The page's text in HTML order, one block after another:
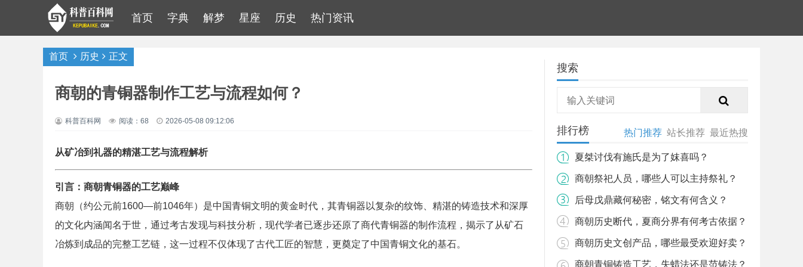
首页 字典 解梦 星座 历史 热门资讯
首页 历史 正文
商朝的青铜器制作工艺与流程如何？
科普百科网 阅读：68 2026-05-08 09:12:06
从矿冶到礼器的精湛工艺与流程解析
引言：商朝青铜器的工艺巅峰
商朝（约公元前1600—前1046年）是中国青铜文明的黄金时代，其青铜器以复杂的纹饰、精湛的铸造技术和深厚
的文化内涵闻名于世，通过考古发现与科技分析，现代学者已逐步还原了商代青铜器的制作流程，揭示了从矿石
冶炼到成品的完整工艺链，这一过程不仅体现了古代工匠的智慧，更奠定了中国青铜文化的基石。
搜索
排行榜 热门推荐 站长推荐 最近热搜
夏桀讨伐有施氏是为了妺喜吗？
商朝祭祀人员，哪些人可以主持祭礼？
后母戊鼎藏何秘密，铭文有何含义？
商朝历史断代，夏商分界有何考古依据？
商朝历史文创产品，哪些最受欢迎好卖？
商朝青铜铸造工艺，失蜡法还是范铸法？